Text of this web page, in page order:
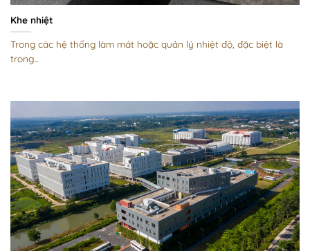
Khe nhiệt
Trong các hệ thống làm mát hoặc quản lý nhiệt độ, đặc biệt là
trong...